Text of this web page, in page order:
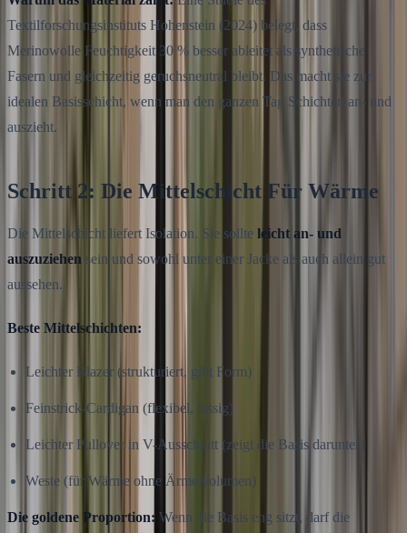
Textilforschungsinstituts Hohenstein (2024) belegt, dass
Merinowolle Feuchtigkeit 30 % besser ableitet als synthetische
Fasern und gleichzeitig geruchsneutral bleibt. Das macht sie zur
idealen Basisschicht, wenn man den ganzen Tag Schichten an- und
auszieht.
Schritt 2: Die Mittelschicht Für Wärme
Die Mittelschicht liefert Isolation. Sie sollte leicht an- und
auszuziehen sein und sowohl unter einer Jacke als auch allein gut
aussehen.
Beste Mittelschichten:
Leichter Blazer (strukturiert, gibt Form)
Feinstrick-Cardigan (flexibel, lässig)
Leichter Pullover in V-Ausschnitt (zeigt die Basis darunter)
Weste (für Wärme ohne Ärmelvolumen)
Die goldene Proportion: Wenn die Basis eng sitzt, darf die